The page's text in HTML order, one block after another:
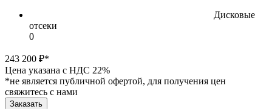
Дисковые
отсеки
0
243 200 ₽*
Цена указана с НДС 22%
*не является публичной офертой, для получения цен
свяжитесь с нами
Заказать